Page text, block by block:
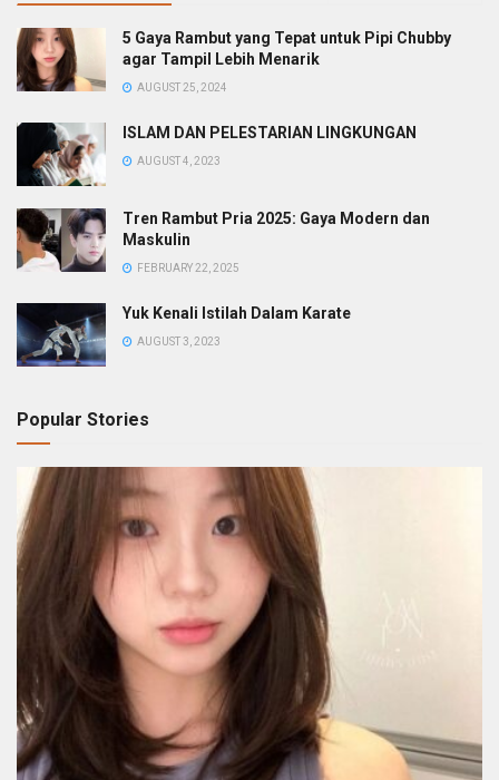
5 Gaya Rambut yang Tepat untuk Pipi Chubby
agar Tampil Lebih Menarik
AUGUST 25, 2024
ISLAM DAN PELESTARIAN LINGKUNGAN
AUGUST 4, 2023
Tren Rambut Pria 2025: Gaya Modern dan
Maskulin
FEBRUARY 22, 2025
Yuk Kenali Istilah Dalam Karate
AUGUST 3, 2023
Popular Stories